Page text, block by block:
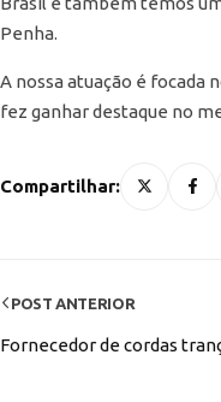
Penha.
A nossa atuação é focada
fez ganhar destaque no
Compartilhar:
POST ANTERIOR
Fornecedor de cordas